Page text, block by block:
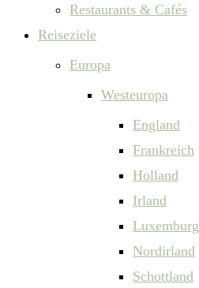
Restaurants & Cafés
Reiseziele
Europa
Westeuropa
England
Frankreich
Holland
Irland
Luxemburg
Nordirland
Schottland